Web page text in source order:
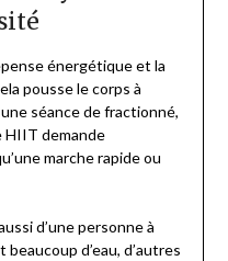
énergétique et la
pousse le corps à
séance de fractionné,
HIIT demande
marche rapide ou
d’une personne à
d’eau, d’autres